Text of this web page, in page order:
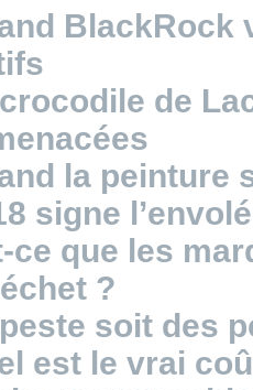
BlackRock
de
la peinture
signe
ce que les
?
soit des
est le vrai